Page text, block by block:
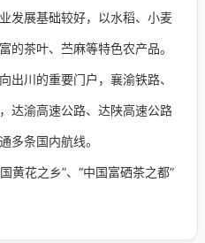
发展基础较好，以水稻、小麦
的茶叶、苎麻等特色农产品。
出川的重要门户，襄渝铁路、
达渝高速公路、达陕高速公路
多条国内航线。
黄花之乡”、“中国富硒茶之都”